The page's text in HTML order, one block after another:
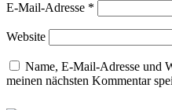
E-Mail-Adresse *
Website
Name, E-Mail-Adresse und
meinen nächsten Kommentar